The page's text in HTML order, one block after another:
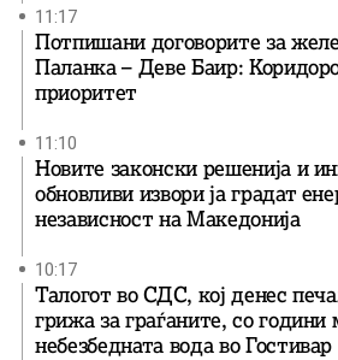
11:17
Потпишани договорите за
Паланка – Деве Баир:
приоритет
11:10
Новите законски решенија и
обновливи извори ја градат
независност на Македонија
10:17
Талогот во СДС, кој денес
грижа за граѓаните, со
небезбедната вода во Гостивар